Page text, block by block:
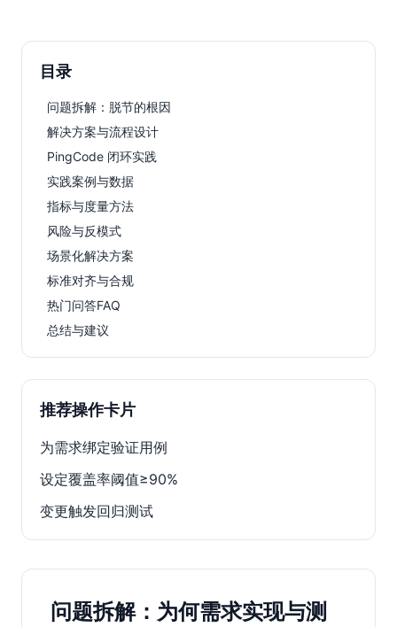
目录
问题拆解：脱节的根因
解决方案与流程设计
PingCode 闭环实践
实践案例与数据
指标与度量方法
风险与反模式
场景化解决方案
标准对齐与合规
热门问答FAQ
总结与建议
推荐操作卡片
为需求绑定验证用例
设定覆盖率阈值≥90%
变更触发回归测试
问题拆解：为何需求实现与测